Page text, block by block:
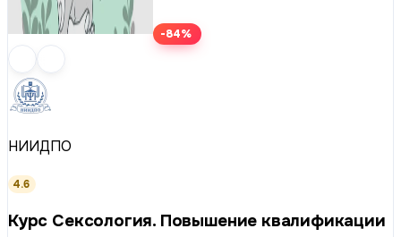
-84%
НИИДПО
4.6
Курс Сексология. Повышение квалификации